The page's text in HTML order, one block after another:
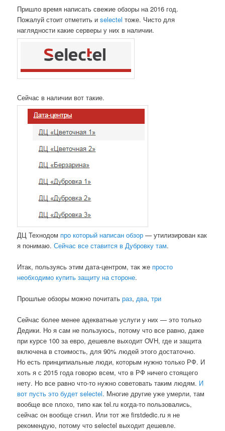
Пришло время написать свежие обзоры на 2016 год.
Пожалуй стоит отметить иselectel тоже. Чисто для
наглядности какие серверы у них в наличии.
Сейчас в наличии вот такие.
ДЦ Технодом про который написан обзор — утилизирован как
я понимаю.Сейчас все ставится в Дубровку там.
Итак, пользуясь этим дата-центром, так же просто
необходимо купить защиту на стороне.
Прошлые обзоры можно почитатьраз,два,три
Сейчас более менее адекватные услуги у них — это только
Дедики. Но я сам не пользуюсь, потому что все равно, даже
при курсе 100 за евро, дешевле выходит OVH, где и защита
включена в стоимость, для 90% людей этого достаточно.
Но есть принципиальные люди, которым нужно только РФ. И
хоть я с 2015 года говорю всем, что в РФ ничего стоящего
нету. Но все равно что-то нужно советовать таким людям. И
вот пусть это будет selectel. Многие другие уже умерли, там
вообще все плохо, типо как tel.ru когда-то пользовались,
сейчас он вообще сгнил. Или тот же firstdedic.ru я не
рекомендую, потому что selectel выходит дешевле.